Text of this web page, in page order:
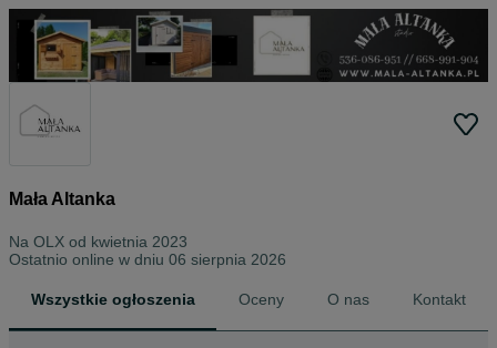
Mała Altanka
Na OLX od kwietnia 2023
Ostatnio online w dniu 06 sierpnia 2026
Wszystkie ogłoszenia Oceny O nas Kontakt